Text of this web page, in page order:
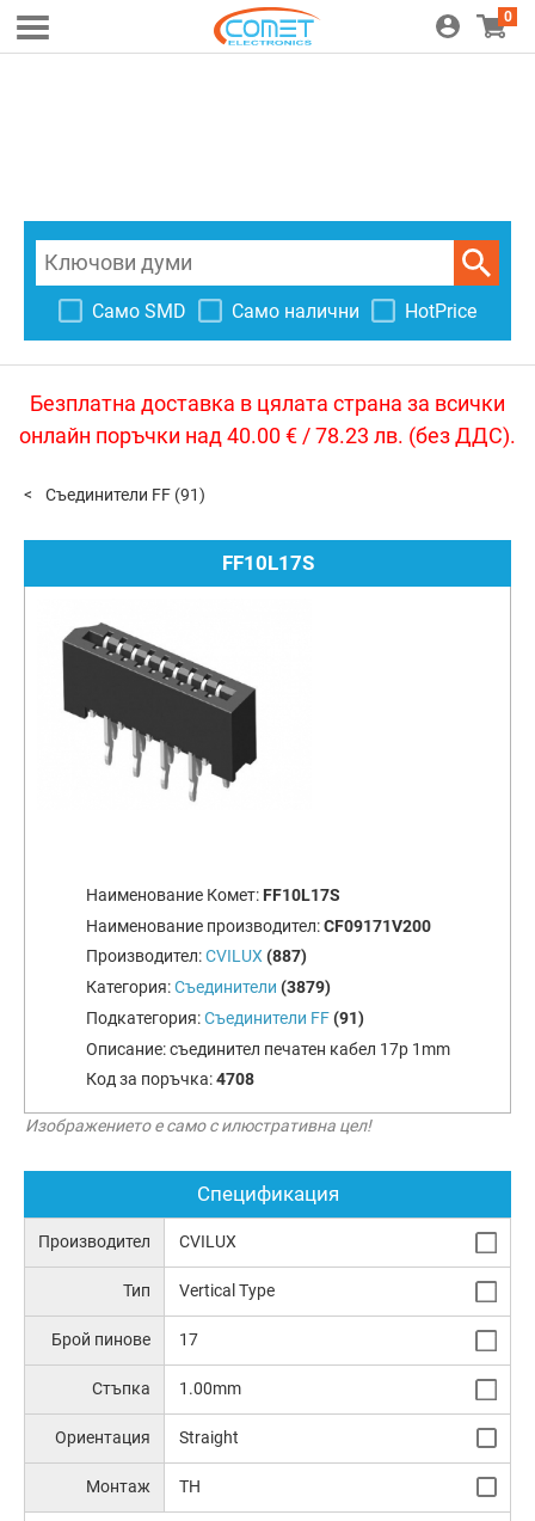
0
Само SMD Само налични HotPrice
Безплатна доставка в цялата страна за всички
онлайн поръчки над 40.00 € / 78.23 лв. (без ДДС).
Съединители FF (91)
FF10L17S
Наименование Комет: FF10L17S
Наименование производител:CF09171V200
Производител:CVILUX (887)
Категория:Съединители (3879)
Подкатегория:Съединители FF (91)
Описание:съединител печатен кабел 17p 1mm
Код за поръчка:4708
Изображението е само с илюстративна цел!
Спецификация
Производител CVILUX
Тип Vertical Type
Брой пинове 17
Стъпка 1.00mm
Ориентация Straight
Монтаж TH